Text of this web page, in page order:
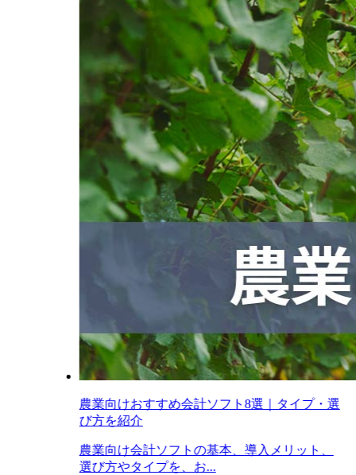
農業向けおすすめ会計ソフト8選｜タイプ・選
び方を紹介
農業向け会計ソフトの基本、導入メリット、
選び方やタイプを、お...